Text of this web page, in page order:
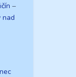
–
nad